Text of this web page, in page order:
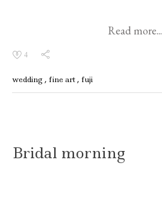
Read more...
4
wedding fine art fuji
Bridal morning